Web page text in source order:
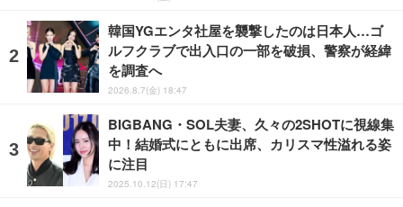
韓国YGエンタ社屋を襲撃したのは日本人…ゴ
ルフクラブで出入口の一部を破損、警察が経緯
を調査へ
2026.8.7(金) 18:47
BIGBANG・SOL夫妻、久々の2SHOTに視線集
中！結婚式にともに出席、カリスマ性溢れる姿
に注目
2025.10.12(日) 17:47